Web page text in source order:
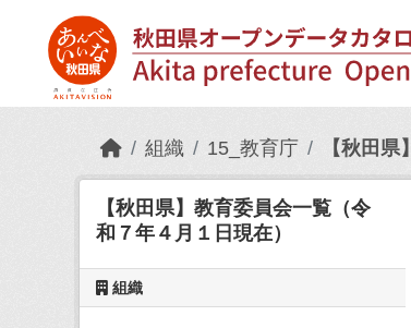
組織 15_教育庁 【秋田
【秋田県】教育委員会一覧（令
和７年４月１日現在）
組織